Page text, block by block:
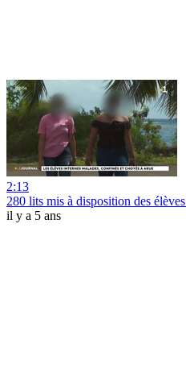
2:13
280 lits mis à disposition des
il y a 5 ans